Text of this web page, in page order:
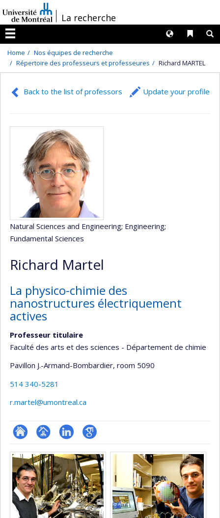
au
contenu
/La recherche
Menu
Liens
Langues
Home
Nos équipes de recherche
Répertoire des professeurs et professeures
Richard MARTEL
Back to the list of professors Update your profile
Natural Sciences and Engineering; Engineering;
Fundamental Sciences
Richard Martel
La physico-chimie des
nanostructures électriquement
actives
Professeur titulaire
Faculté des arts et des sciences - Département de chimie
Pavillon J.-Armand-Bombardier, room 5090
514 340-5281
r.martel@umontreal.ca
ResearchGate
Page
professionnelle
(faculté,département,école)
LinkedInGoogle
Scholar
Media